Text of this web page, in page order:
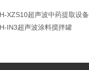
XZS10超声波中药提取设备
IN3超声波涂料搅拌罐